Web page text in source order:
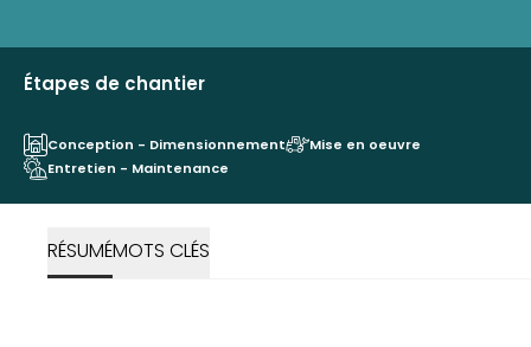
Étapes de chantier
Conception - Dimensionnement
Mise en oeuvre
Entretien - Maintenance
RÉSUMÉMOTS CLÉS